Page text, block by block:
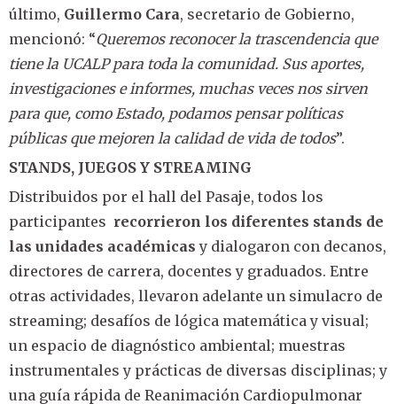
último, Guillermo Cara, secretario de Gobierno,
mencionó: “Queremos reconocer la trascendencia que
tiene la UCALP para toda la comunidad. Sus aportes,
investigaciones e informes, muchas veces nos sirven
para que, como Estado, podamos pensar políticas
públicas que mejoren la calidad de vida de todos”.
STANDS, JUEGOS Y STREAMING
Distribuidos por el hall del Pasaje, todos los
participantes recorrieron los diferentes stands de
las unidades académicas y dialogaron con decanos,
directores de carrera, docentes y graduados. Entre
otras actividades, llevaron adelante un simulacro de
streaming; desafíos de lógica matemática y visual;
un espacio de diagnóstico ambiental; muestras
instrumentales y prácticas de diversas disciplinas; y
una guía rápida de Reanimación Cardiopulmonar